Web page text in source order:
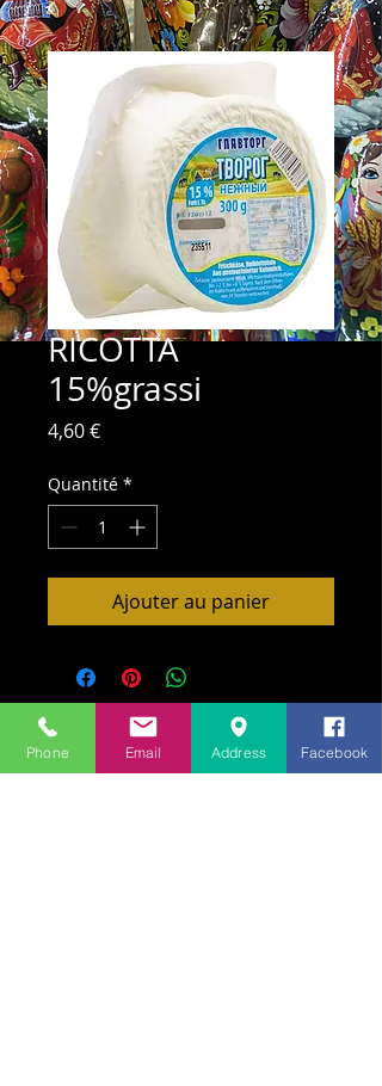
RICOTTA
15%grassi
4,60 €Prix
Quantité *
Ajouter au panier
Phone Email Address Facebook